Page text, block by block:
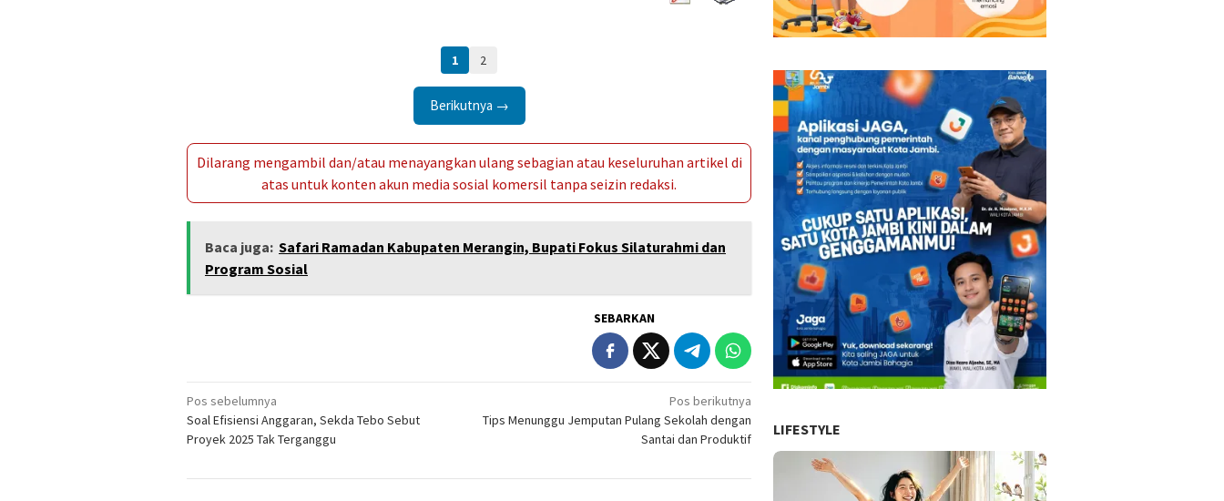
1 2
Berikutnya →
Dilarang mengambil dan/atau menayangkan ulang sebagian atau keseluruhan artikel di
atas untuk konten akun media sosial komersil tanpa seizin redaksi.
Baca juga: Safari Ramadan Kabupaten Merangin, Bupati Fokus Silaturahmi dan
Program Sosial
SEBARKAN
Navigasi
pos
Pos sebelumnya
Soal Efisiensi Anggaran, Sekda Tebo Sebut
Proyek 2025 Tak Terganggu
Pos berikutnya
Tips Menunggu Jemputan Pulang Sekolah dengan
Santai dan Produktif
LIFESTYLE